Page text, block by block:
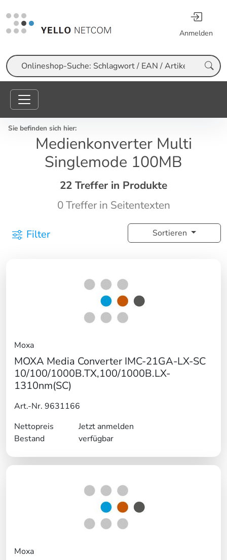
Anmelden
Suche
Sie befinden sich hier:
Medienkonverter Multi
Singlemode 100MB
22 Treffer in Produkte
0 Treffer in Seitentexten
Filter Sortieren
Moxa
MOXA Media Converter IMC-21GA-LX-SC
10/100/1000B.TX,100/1000B.LX-
1310nm(SC)
Art.-Nr. 9631166
Nettopreis
Jetzt anmelden
Bestand
verfügbar
Moxa